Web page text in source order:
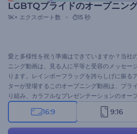
LGBTQプライドのオープニン
1K+ エクスポート数 15 秒
愛と多様性を祝う準備はできていますか？当社
ニング動画は、見る人に平等と受容のメッセー
ります。レインボーフラッグを誇らしげに振る
ターが登場するこのオープニング動画は、プラ
り組み、カラフルなプレゼンテーションのオー
ージなどに最適です。テキストを入力し、ロゴ
の膨大な音楽ライブラリからBGMを選択します
16:9 9:16